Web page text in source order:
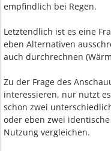
empfindlich bei Regen.
Letztendlich ist es eine
eben Alternativen
auch durchrechnen
Zu der Frage des
interessieren, nur nutzt
schon zwei
oder eben zwei
Nutzung vergleichen.